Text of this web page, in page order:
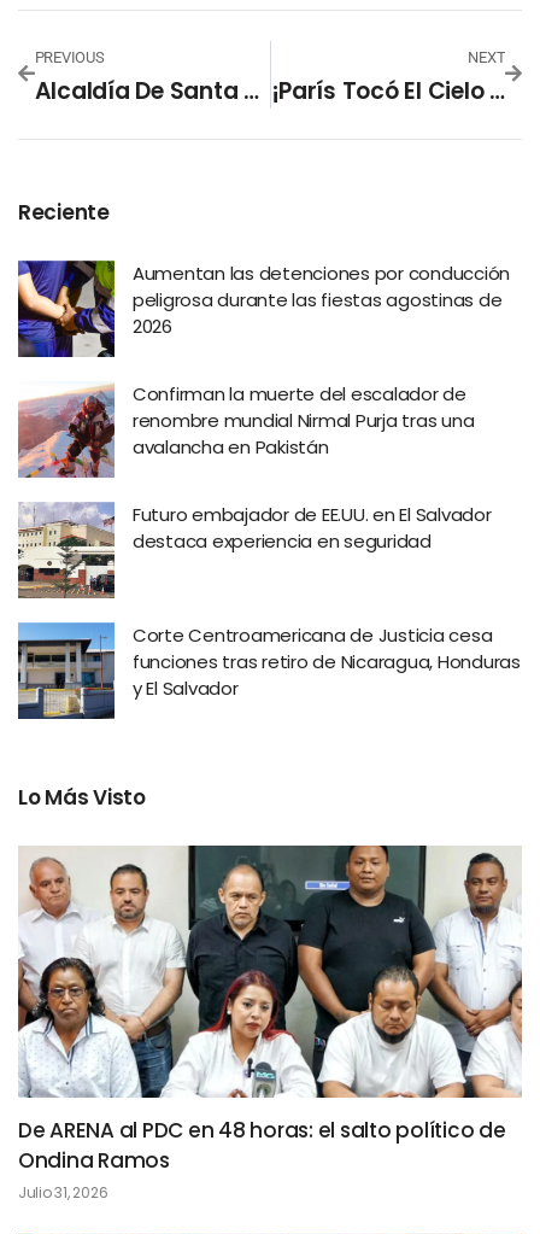
PREVIOUS
Alcaldía De Santa Ana Centro Entrega Materiales De Construcción A Familias De La Lotificación San Carlos
NEXT
¡París Tocó El Cielo En Múnich! PSG Golea Al Inter Y Conquista Su Primera Champions League
Reciente
Aumentan las detenciones por conducción
peligrosa durante las fiestas agostinas de
2026
Confirman la muerte del escalador de
renombre mundial Nirmal Purja tras una
avalancha en Pakistán
Futuro embajador de EE.UU. en El Salvador
destaca experiencia en seguridad
Corte Centroamericana de Justicia cesa
funciones tras retiro de Nicaragua, Honduras
y El Salvador
Lo Más Visto
De ARENA al PDC en 48 horas: el salto político de
Ondina Ramos
Julio 31, 2026